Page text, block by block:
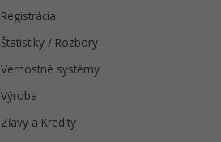
Registrácia
Štatistiky / Rozbory
Vernostné systémy
Výroba
Zľavy a Kredity